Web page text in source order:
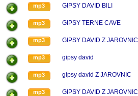
mp3 GIPSY DAVID BILI
mp3 GIPSY TERNE CAVE
mp3 GIPSY DAVID Z JAROVNIC
mp3 gipsy david
mp3 gipsy david Z JAROVNIC
mp3 GIPSY DAVID Z JAROVNIC